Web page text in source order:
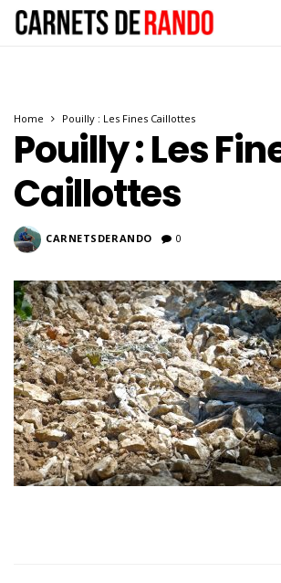
Home Pouilly : Les Fines Caillottes
Pouilly : Les
Caillottes
CARNETSDERANDO 0